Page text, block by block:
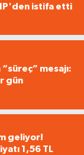
istifa etti
“süreç” mesajı:
gün
geliyor!
1,56 TL